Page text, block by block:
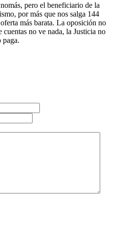
pero el beneficiario de la
por más que nos salga 144
más barata. La oposición no
cuentas no ve nada, la Justicia no
paga.